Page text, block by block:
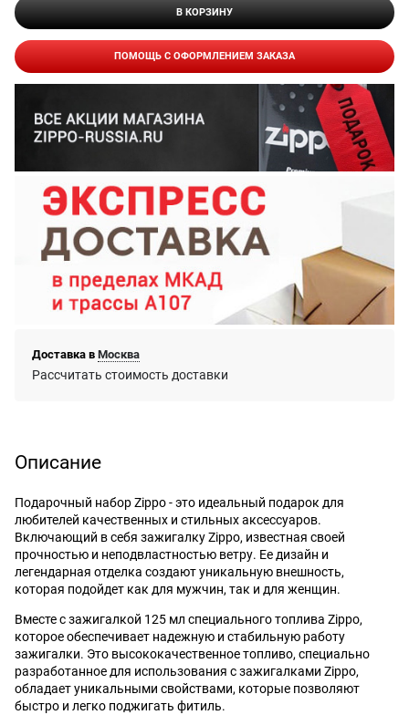
В КОРЗИНУ
ПОМОЩЬ С ОФОРМЛЕНИЕМ ЗАКАЗА
Доставка в Москва
Рассчитать стоимость доставки
Описание
Подарочный набор Zippo - это идеальный подарок для
любителей качественных и стильных аксессуаров.
Включающий в себя зажигалку Zippo, известная своей
прочностью и неподвластностью ветру. Ее дизайн и
легендарная отделка создают уникальную внешность,
которая подойдет как для мужчин, так и для женщин.
Вместе с зажигалкой 125 мл специального топлива Zippo,
которое обеспечивает надежную и стабильную работу
зажигалки. Это высококачественное топливо, специально
разработанное для использования с зажигалками Zippo,
обладает уникальными свойствами, которые позволяют
быстро и легко поджигать фитиль.